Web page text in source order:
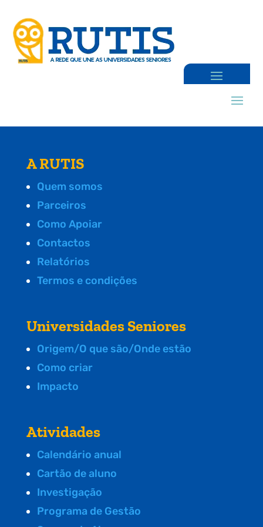
A RUTIS
Quem somos
Parceiros
Como Apoiar
Contactos
Relatórios
Termos e condições
Universidades Seniores
Origem/O que são/Onde estão
Como criar
Impacto
Atividades
Calendário anual
Cartão de aluno
Investigação
Programa de Gestão